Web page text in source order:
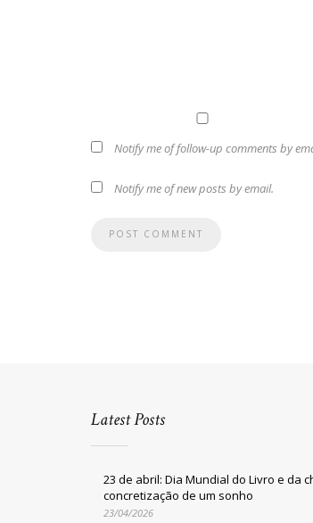
Notify me of follow-up comments by
Notify me of new posts by email.
Latest Posts
23 de abril: Dia Mundial do Livro e da
concretização de um sonho
23/04/2026